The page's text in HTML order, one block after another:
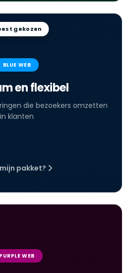
gekozen
BLUE WEB
en flexibel
die bezoekers omzetten
in klanten
pakket?
PURPLE WEB